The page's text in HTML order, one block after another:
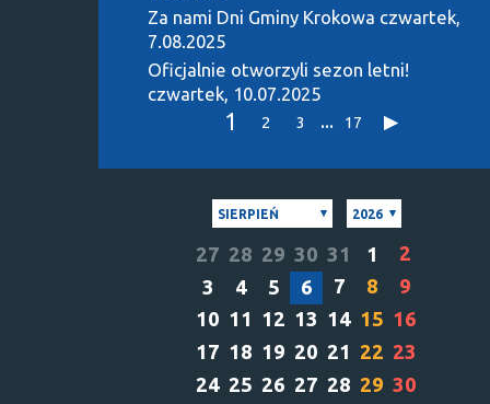
Za nami Dni Gminy Krokowa czwartek,
7.08.2025
Oficjalnie otworzyli sezon letni!
czwartek, 10.07.2025
1 2 3 ... 17
SIERPIEŃ 2026
27 28 29 30 31 1
2
3
4 5 6 7 8
9
10 11 12 13 14 15 16
17 18 19 20 21 22 23
24 25 26 27 28 29 30